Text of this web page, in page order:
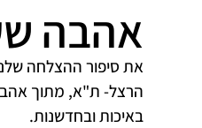
אהבה
הרצל- ת"א, מתוך אהבה
באיכות ובחדשנות.